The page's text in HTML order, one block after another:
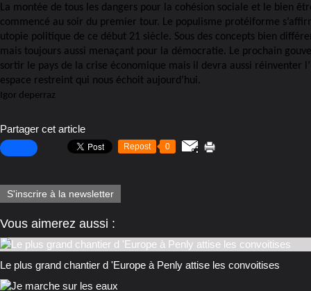
La montée de tous les dangers pour la cohésion sociale et le bien
commencé au soir du premier tour. Le populisme protéiforme
utopie politique de ce début 21 siècle. Sous des concepts bien
mais toujours aussi menaçant pour la démocratie. Le prochain
sortir le pays de la crise économique mais il devra aussi réinventer
espace restreint qui nous échoit aujourd’hui.
Igor deperraz
Partager cet article
Repost 0
S'inscrire à la newsletter
Vous aimerez aussi :
Le plus grand chantier d 'Europe à Penly attise les convoitises